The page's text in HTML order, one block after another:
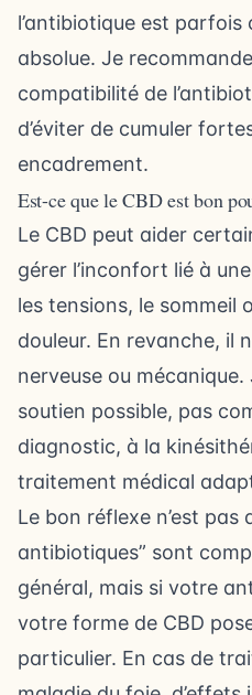
l’antibiotique est
absolue. Je
compatibilité de
d’éviter de cumuler
encadrement.
Est-ce que le CBD est bon
Le CBD peut aider
gérer l’inconfort lié à
les tensions, le sommeil
douleur. En revanche, il
nerveuse ou
soutien possible, pas
diagnostic, à la
traitement médical
Le bon réflexe n’est pas
antibiotiques” sont
général, mais si votre
votre forme de CBD
particulier. En cas de